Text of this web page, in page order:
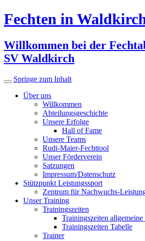
Fechten in
Willkommen bei der
SV Waldkirch
Springe zum Inhalt
Über uns
Willkommen
Abteilungsgeschichte
Unsere Erfolge
Hall of Fame
Unsere Teams
Rudi-Maier-Fechttool
Unser Förderverein
Satzungen
Impressum/Datenschutz
Stützpunkt Leistungssport
Zentrum für Nachwuchs-
Unser Training
Trainingszeiten
Trainingszeiten
Trainingszeiten Tabelle
Trainer